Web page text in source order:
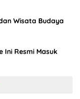
Wisata Budaya
Ini Resmi Masuk